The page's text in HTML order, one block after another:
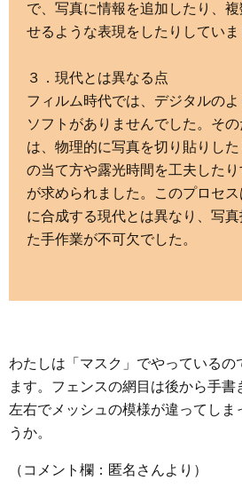
で、写真に情報を追加したり、
せるような表現をしたりしていま
３．現代とは異なる点
フィルム時代では、デジタルの
ソフトがありませんでした。そ
は、物理的に写真を切り貼りし
の当て方や露光時間を工夫した
が求められました。このプロセ
に合成する現代とは異なり、写
た手作業が不可欠でした。
わたしは「マスク」でやっているの
ます。フェンスの網目は後から手書
左右でメッシュの模様が違ってしま
うか。
（コメント欄：匿名さんより）